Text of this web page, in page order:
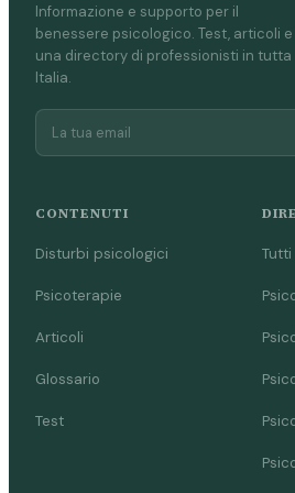
Informazione e supporto per il
benessere psicologico. Test, articoli e
una directory di professionisti in tutta
Italia.
CONTENUTI
Disturbi psicologici
Psicoterapie
Articoli
Glossario
Test